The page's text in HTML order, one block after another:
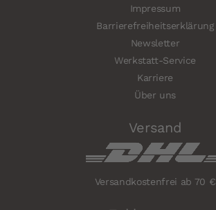
Impressum
Barrierefreiheitserklärung
Newsletter
Werkstatt-Service
Karriere
Über uns
Versand
Versandkostenfrei ab 70 €